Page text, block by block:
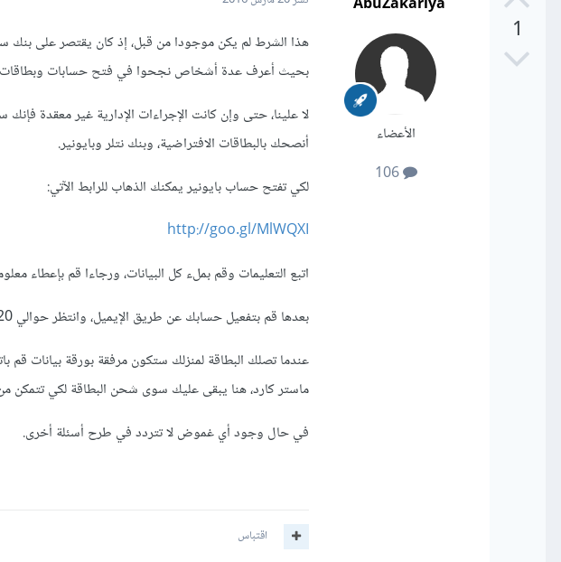
1
الأعضاء
106
هذا الشرط لم يكن موجودا من قبل، إذ كان يقتصر على بنك
بحيث أعرف عدة أشخاص نجحوا في فتح حسابات وبطاقات
لا علينا، حتى وإن كانت الإجراءات الإدارية غير معقدة
أنصحك بالبطاقات الافتراضية، وبنك نتلر وبايونير.
لكي تفتح حساب بايونير يمكنك الذهاب للرابط الآتي:
http://goo.gl/MlWQXI
اتبع التعليمات وقم بملء كل البيانات، ورجاءا قم بإعطاء
بعدها قم بتفعيل حسابك عن طريق الإيميل، وانتظر حوالي 20 يوم لكي يرسلوا لك بطاقة ماستر كارد
عندما تصلك البطاقة لمنزلك ستكون مرفقة بورقة بيانات قم
ماستر كارد، هنا يبقى عليك سوى شحن البطاقة لكي تتمكن
في حال وجود أي غموض لا تتردد في طرح أسئلة أخرى.
اقتباس